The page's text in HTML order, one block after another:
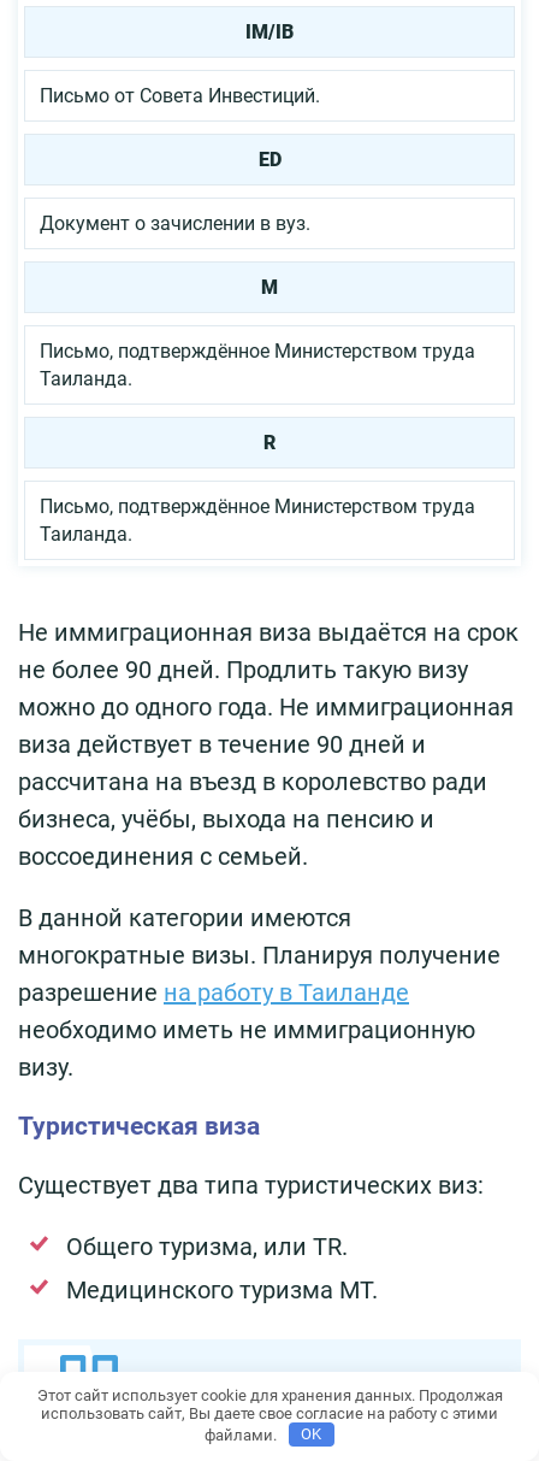
IM/IB
Письмо от Совета Инвестиций.
ЕD
Документ о зачислении в вуз.
М
Письмо, подтверждённое Министерством труда
Таиланда.
R
Письмо, подтверждённое Министерством труда
Таиланда.
Не иммиграционная виза выдаётся на срок
не более 90 дней. Продлить такую визу
можно до одного года. Не иммиграционная
виза действует в течение 90 дней и
рассчитана на въезд в королевство ради
бизнеса, учёбы, выхода на пенсию и
воссоединения с семьей.
В данной категории имеются
многократные визы. Планируя получение
разрешение на работу в Таиланде
необходимо иметь не иммиграционную
визу.
Туристическая виза
Существует два типа туристических виз:
Общего туризма, или TR.
Медицинского туризма MT.
TR предлагает однократную и
Этот сайт использует cookie для хранения данных. Продолжая
использовать сайт, Вы даете свое согласие на работу с этими
файлами.
OK